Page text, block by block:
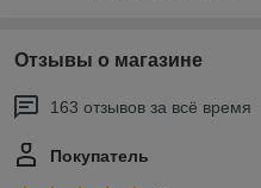
Отзывы о магазине
163 отзывов за всё время
Покупатель